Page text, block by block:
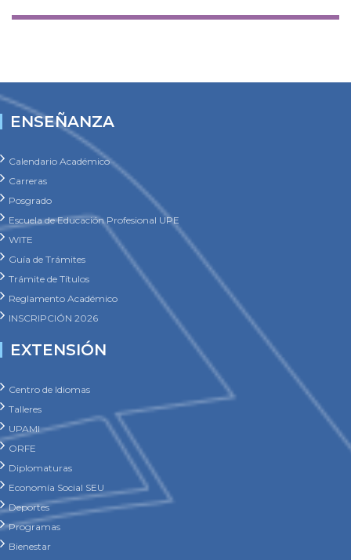
ENSEÑANZA
Calendario Académico
Carreras
Posgrado
Escuela de Educación Profesional UPE
WITE
Guía de Trámites
Trámite de Títulos
Reglamento Académico
INSCRIPCIÓN 2026
EXTENSIÓN
Centro de Idiomas
Talleres
UPAMI
ORFE
Diplomaturas
Economía Social SEU
Deportes
Programas
Bienestar